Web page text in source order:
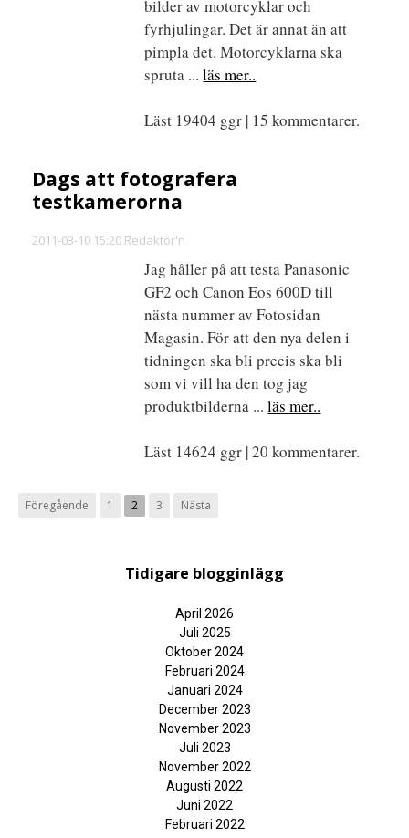
bilder av motorcyklar och
fyrhjulingar. Det är annat än att
pimpla det. Motorcyklarna ska
spruta ...läs mer..
Läst 19404 ggr | 15 kommentarer.
Dags att fotografera
testkamerorna
2011-03-10 15:20 Redaktör'n
Jag håller på att testa Panasonic
GF2 och Canon Eos 600D till
nästa nummer av Fotosidan
Magasin. För att den nya delen i
tidningen ska bli precis ska bli
som vi vill ha den tog jag
produktbilderna ...läs mer..
Läst 14624 ggr | 20 kommentarer.
Föregående 1 2 3 Nästa
Tidigare blogginlägg
April 2026
Juli 2025
Oktober 2024
Februari 2024
Januari 2024
December 2023
November 2023
Juli 2023
November 2022
Augusti 2022
Juni 2022
Februari 2022